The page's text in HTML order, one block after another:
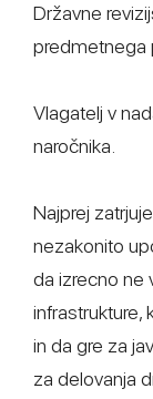
Državne
predmetnega
Vlagatelj v
naročnika.
Najprej
nezakonito
da izrecno ne
infrastrukture,
in da gre za
za delovanja